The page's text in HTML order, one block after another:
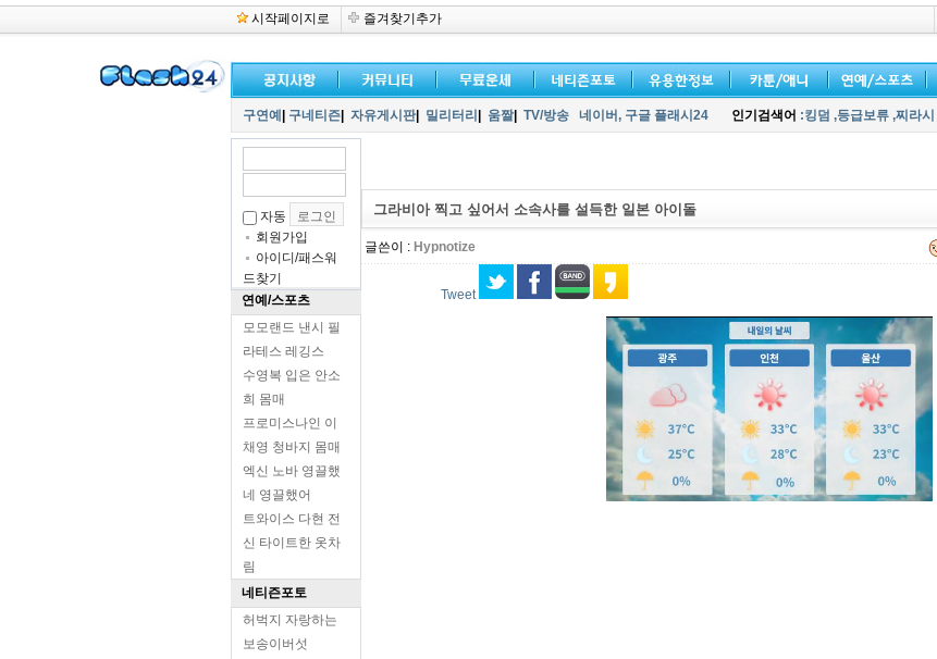
시작페이지로 즐겨찾기추가
구연예 구네티즌 자유게시판| 밀리터리 움짤| TV/방송 네이버, 구글 플래시24 인기검색어 :킹덤 ,등급보류 ,찌라시
자동
회원가입
아이디/패스워
드찾기
연예/스포츠
모모랜드 낸시 필
라테스 레깅스
수영복 입은 안소
희 몸매
프로미스나인 이
채영 청바지 몸매
엑신 노바 영끌했
네 영끌했어
트와이스 다현 전
신 타이트한 옷차
림
네티즌포토
허벅지 자랑하는
보송이버섯
그라비아 찍고 싶어서 소속사를 설득한 일본 아이돌
글쓴이 : Hypnotize
Tweet